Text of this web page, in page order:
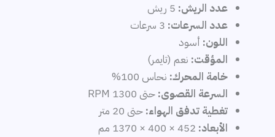
عدد الريش:
عدد السرعات:
اللون: أسود
المؤقت: نعم (تايمر)
خامة المحرك: نحاس 100%
السرعة القصوى: حتى 1300 RPM
تغطية تدفق الهواء: حتى 20 متر
الأبعاد: